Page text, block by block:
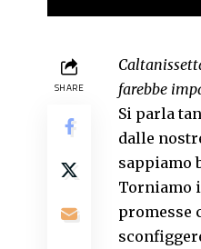
SHARE
farebbe
Si parla
dalle
sappiamo
Torniamo
promesse